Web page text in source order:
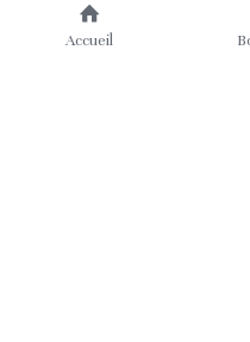
Accueil